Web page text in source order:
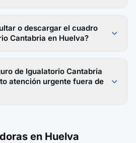
o descargar el cuadro
Cantabria en Huelva?
de Igualatorio Cantabria
atención urgente fuera de
en Huelva